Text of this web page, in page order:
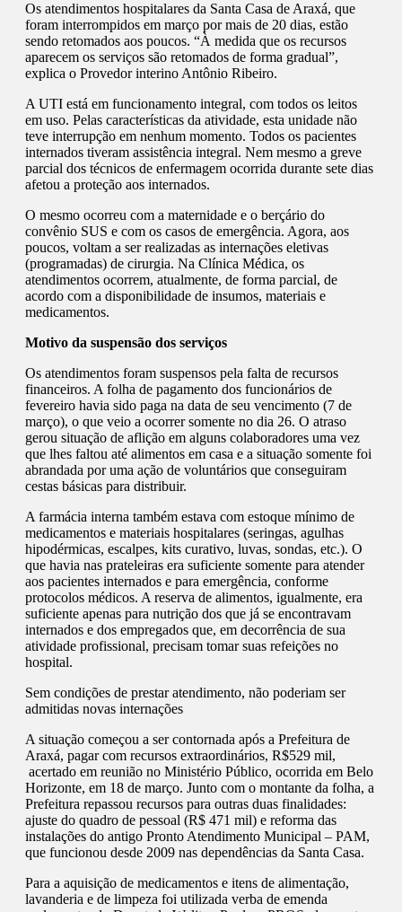
Os atendimentos hospitalares da Santa Casa de Araxá, que
foram interrompidos em março por mais de 20 dias, estão
sendo retomados aos poucos. “À medida que os recursos
aparecem os serviços são retomados de forma gradual”,
explica o Provedor interino Antônio Ribeiro.
A UTI está em funcionamento integral, com todos os leitos
em uso. Pelas características da atividade, esta unidade não
teve interrupção em nenhum momento. Todos os pacientes
internados tiveram assistência integral. Nem mesmo a greve
parcial dos técnicos de enfermagem ocorrida durante sete dias
afetou a proteção aos internados.
O mesmo ocorreu com a maternidade e o berçário do
convênio SUS e com os casos de emergência. Agora, aos
poucos, voltam a ser realizadas as internações eletivas
(programadas) de cirurgia. Na Clínica Médica, os
atendimentos ocorrem, atualmente, de forma parcial, de
acordo com a disponibilidade de insumos, materiais e
medicamentos.
Motivo da suspensão dos serviços
Os atendimentos foram suspensos pela falta de recursos
financeiros. A folha de pagamento dos funcionários de
fevereiro havia sido paga na data de seu vencimento (7 de
março), o que veio a ocorrer somente no dia 26. O atraso
gerou situação de aflição em alguns colaboradores uma vez
que lhes faltou até alimentos em casa e a situação somente foi
abrandada por uma ação de voluntários que conseguiram
cestas básicas para distribuir.
A farmácia interna também estava com estoque mínimo de
medicamentos e materiais hospitalares (seringas, agulhas
hipodérmicas, escalpes, kits curativo, luvas, sondas, etc.). O
que havia nas prateleiras era suficiente somente para atender
aos pacientes internados e para emergência, conforme
protocolos médicos. A reserva de alimentos, igualmente, era
suficiente apenas para nutrição dos que já se encontravam
internados e dos empregados que, em decorrência de sua
atividade profissional, precisam tomar suas refeições no
hospital.
Sem condições de prestar atendimento, não poderiam ser
admitidas novas internações
A situação começou a ser contornada após a Prefeitura de
Araxá, pagar com recursos extraordinários, R$529 mil,
acertado em reunião no Ministério Público, ocorrida em Belo
Horizonte, em 18 de março. Junto com o montante da folha, a
Prefeitura repassou recursos para outras duas finalidades:
ajuste do quadro de pessoal (R$ 471 mil) e reforma das
instalações do antigo Pronto Atendimento Municipal – PAM,
que funcionou desde 2009 nas dependências da Santa Casa.
Para a aquisição de medicamentos e itens de alimentação,
lavanderia e de limpeza foi utilizada verba de emenda